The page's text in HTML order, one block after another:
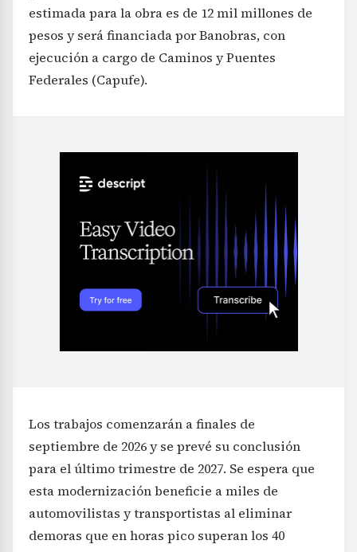
estimada para la obra es de 12 mil millones de
pesos y será financiada por Banobras, con
ejecución a cargo de Caminos y Puentes
Federales (Capufe).
Los trabajos comenzarán a finales de
septiembre de 2026 y se prevé su conclusión
para el último trimestre de 2027. Se espera que
esta modernización beneficie a miles de
automovilistas y transportistas al eliminar
demoras que en horas pico superan los 40